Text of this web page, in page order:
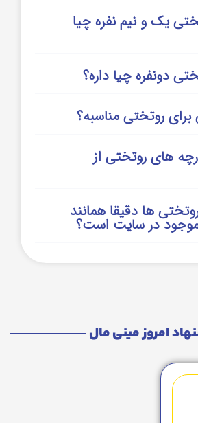
یک و نیم نفره چیا
دونفره چیا داره؟
روتختی مناسبه؟
های روتختی از
ها دقیقا همانند
در سایت است؟
امروز مینی مال